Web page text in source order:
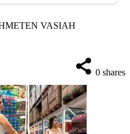
VASIAH
0 shares